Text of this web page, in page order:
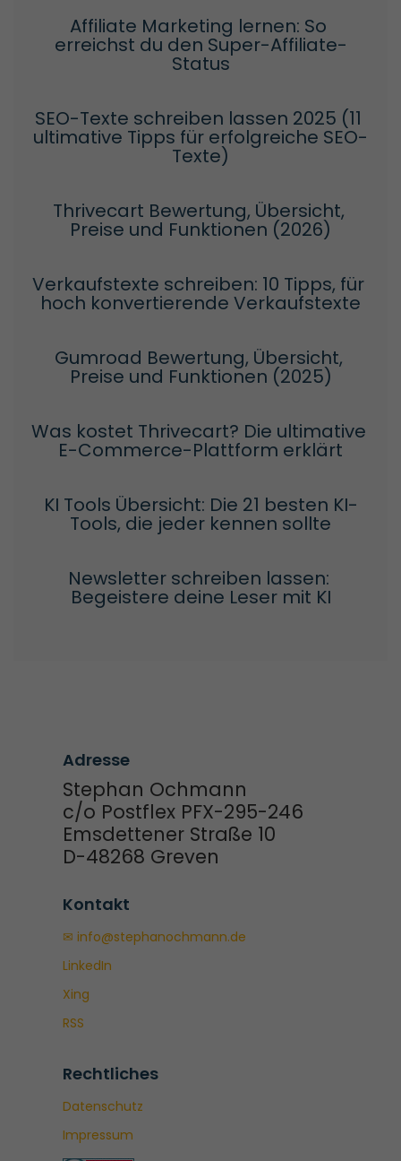
Affiliate Marketing lernen: So
erreichst du den Super-Affiliate-
Status
SEO-Texte schreiben lassen 2025 (11
ultimative Tipps für erfolgreiche SEO-
Texte)
Thrivecart Bewertung, Übersicht,
Preise und Funktionen (2026)
Verkaufstexte schreiben: 10 Tipps, für
hoch konvertierende Verkaufstexte
Gumroad Bewertung, Übersicht,
Preise und Funktionen (2025)
Was kostet Thrivecart? Die ultimative
E-Commerce-Plattform erklärt
KI Tools Übersicht: Die 21 besten KI-
Tools, die jeder kennen sollte
Newsletter schreiben lassen:
Begeistere deine Leser mit KI
Adresse
Stephan Ochmann
c/o Postflex PFX-295-246
Emsdettener Straße 10
D-48268 Greven
Kontakt
✉ info@stephanochmann.de
LinkedIn
Xing
RSS
Rechtliches
Datenschutz
Impressum